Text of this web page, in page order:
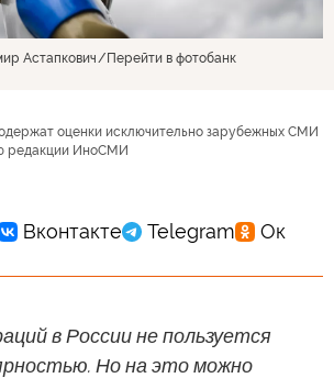
Астапкович Перейти в фотобанк
оценки исключительно зарубежных СМИ
редакции ИноСМИ
в России не пользуется
Но на это можно